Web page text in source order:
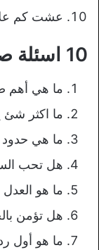
عشت كم
10 اسئلة صراحة بين المخطوبين
ما هي أهم
ما اكثر
ما هي حدود
هل تحب
ما هو
هل تؤمن
ما هو أول